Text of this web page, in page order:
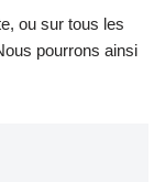
ou sur tous les
pourrons ainsi